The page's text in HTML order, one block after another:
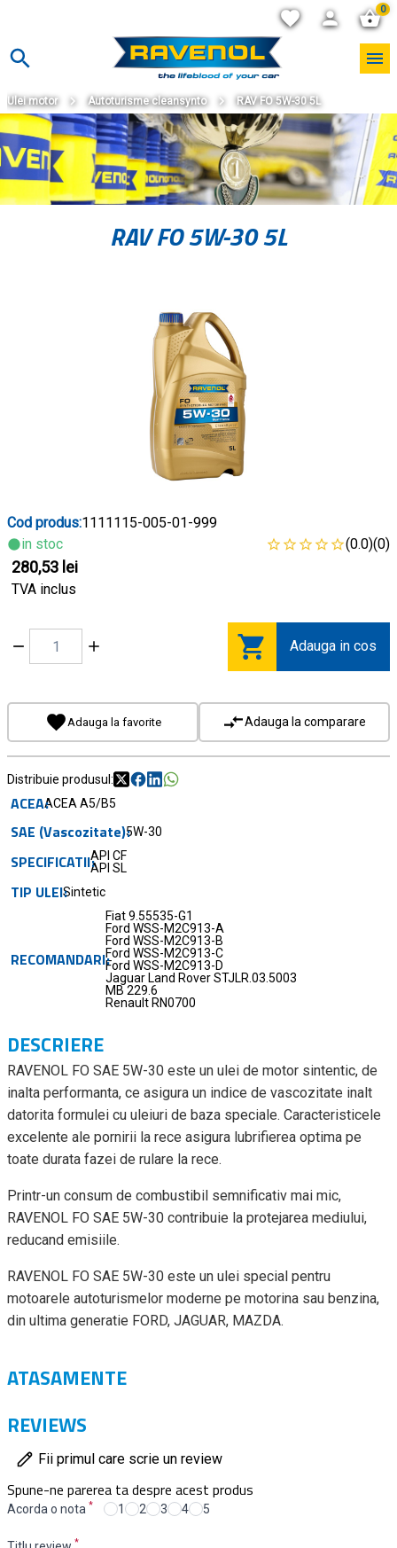
0
Ulei motor Autoturisme cleansynto RAV FO 5W-30 5L
RAV FO 5W-30 5L
ACEAACEA A5/B5
SAE (Vascozitate)5W-30
SPECIFICATIIAPI CF
API SL
TIP ULEISintetic
RECOMANDARI
Fiat 9.55535-G1
Ford WSS-M2C913-A
Ford WSS-M2C913-B
Ford WSS-M2C913-C
Ford WSS-M2C913-D
Jaguar Land Rover STJLR.03.5003
MB 229.6
Renault RN0700
Cod produs:1111115-005-01-999
in stoc
(0.0)(0)
280,53 lei
TVA inclus
Adauga in cos
Adauga la favorite Adauga la comparare
Distribuie produsul:
DESCRIERE
RAVENOL FO SAE 5W-30 este un ulei de motor sintentic, de
inalta performanta, ce asigura un indice de vascozitate inalt
datorita formulei cu uleiuri de baza speciale. Caracteristicele
excelente ale pornirii la rece asigura lubrifierea optima pe
toate durata fazei de rulare la rece.
Printr-un consum de combustibil semnificativ mai mic,
RAVENOL FO SAE 5W-30 contribuie la protejarea mediului,
reducand emisiile.
RAVENOL FO SAE 5W-30 este un ulei special pentru
motoarele autoturismelor moderne pe motorina sau benzina,
din ultima generatie FORD, JAGUAR, MAZDA.
ATASAMENTE
REVIEWS
Fii primul care scrie un review
Spune-ne parerea ta despre acest produs
Acorda o nota * 1 2 3 4 5
*